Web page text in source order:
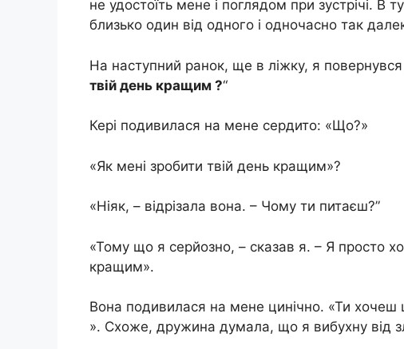
не удостоїть мене і поглядом при зустрічі.
близько один від одного і одночасно так
На наступний ранок, ще в ліжку, я повернувся
твій день кращим ?“
Кері подивилася на мене сердито: «Що?»
«Як мені зробити твій день кращим»?
«Ніяк, – відрізала вона. – Чому ти питаєш?”
«Тому що я серйозно, – сказав я. – Я просто
кращим».
Вона подивилася на мене цинічно. «Ти
». Схоже, дружина думала, що я вибухну від